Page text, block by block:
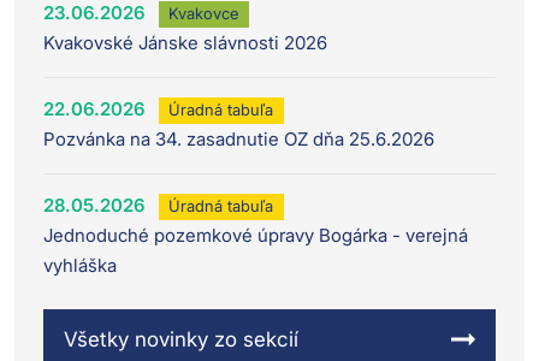
23.06.2026 Kvakovce
Kvakovské Jánske slávnosti 2026
22.06.2026 Úradná tabuľa
Pozvánka na 34. zasadnutie OZ dňa 25.6.2026
28.05.2026 Úradná tabuľa
Jednoduché pozemkové úpravy Bogárka - verejná
vyhláška
Všetky novinky zo sekcií